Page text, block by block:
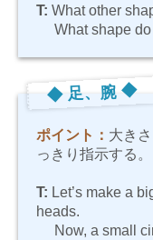
T: What other
What shape do
◆ 足、腕 ◆
ポイント： 大き
っきり指示する。
T: Let’s make a
heads.
Now, a small